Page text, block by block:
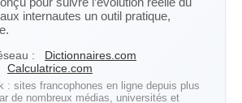
internautes un outil pratique,
:
Dictionnaires.com
Calculatrice.com
: sites francophones en ligne depuis plus
de nombreux médias, universités et